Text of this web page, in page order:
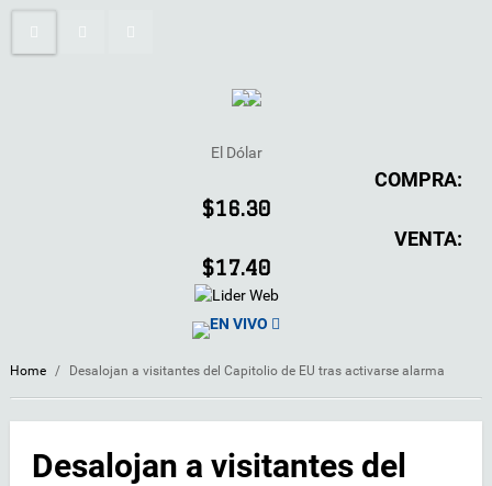
El Dólar
COMPRA:
$16.30
VENTA:
$17.40
EN VIVO
Home / Desalojan a visitantes del Capitolio de EU tras activarse alarma
Desalojan a visitantes del